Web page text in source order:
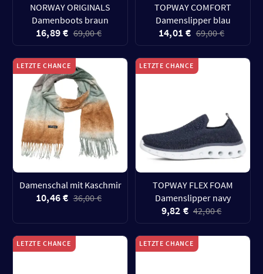
NORWAY ORIGINALS
Damenboots braun
16,89 € 69,00 €
TOPWAY COMFORT
Damenslipper blau
14,01 € 69,00 €
LETZTE CHANCE
Damenschal mit Kaschmir
10,46 € 36,00 €
LETZTE CHANCE
TOPWAY FLEX FOAM
Damenslipper navy
9,82 € 42,00 €
LETZTE CHANCE LETZTE CHANCE